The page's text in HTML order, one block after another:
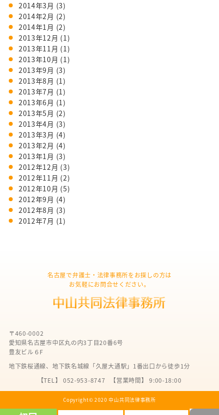
2014年3月 (3)
2014年2月 (2)
2014年1月 (2)
2013年12月 (1)
2013年11月 (1)
2013年10月 (1)
2013年9月 (3)
2013年8月 (1)
2013年7月 (1)
2013年6月 (1)
2013年5月 (2)
2013年4月 (3)
2013年3月 (4)
2013年2月 (4)
2013年1月 (3)
2012年12月 (3)
2012年11月 (2)
2012年10月 (5)
2012年9月 (4)
2012年8月 (3)
2012年7月 (1)
名古屋で弁護士・法律事務所をお探しの方は
お気軽にお問合せください。
〒460-0002
愛知県名古屋市中区丸の内3丁目20番6号
豊友ビル６F
地下鉄桜通線、地下鉄名城線「久屋大通駅」1番出口から徒歩1分
【TEL】 052-953-8747
【営業時間】 9:00-18:00
Copyright©︎ 2020 中山共同法律事務所